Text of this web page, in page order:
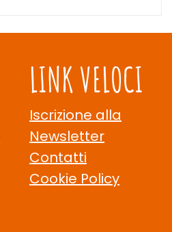
LINK VELOCI
Iscrizione alla
Newsletter
Contatti
Cookie Policy